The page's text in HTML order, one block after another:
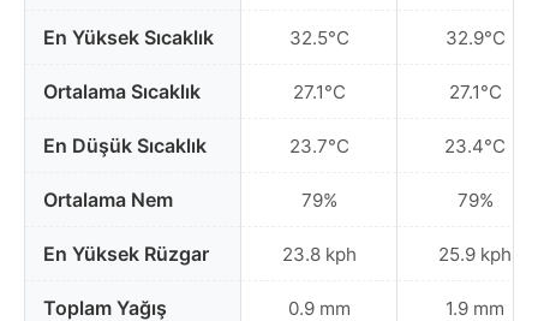
En Yüksek Sıcaklık
Ortalama Sıcaklık
En Düşük Sıcaklık
Ortalama Nem
En Yüksek Rüzgar
Toplam Yağış
32.5°C
27.1°C
23.7°C
79%
23.8 kph
0.9 mm
32.9°C
27.1°C
23.4°C
79%
25.9 kph
1.9 mm